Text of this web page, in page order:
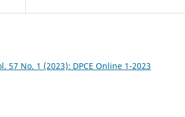
57 No. 1 (2023): DPCE Online 1-2023